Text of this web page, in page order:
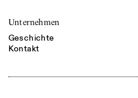
Unternehmen
Geschichte
Kontakt